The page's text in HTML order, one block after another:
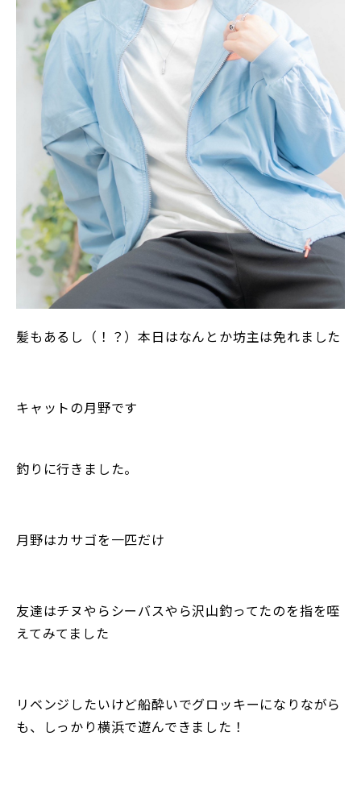
髪もあるし（！？）本日はなんとか坊主は免れました
キャットの月野です
釣りに行きました。
月野はカサゴを一匹だけ
友達はチヌやらシーバスやら沢山釣ってたのを指を咥
えてみてました
リベンジしたいけど船酔いでグロッキーになりながら
も、しっかり横浜で遊んできました！